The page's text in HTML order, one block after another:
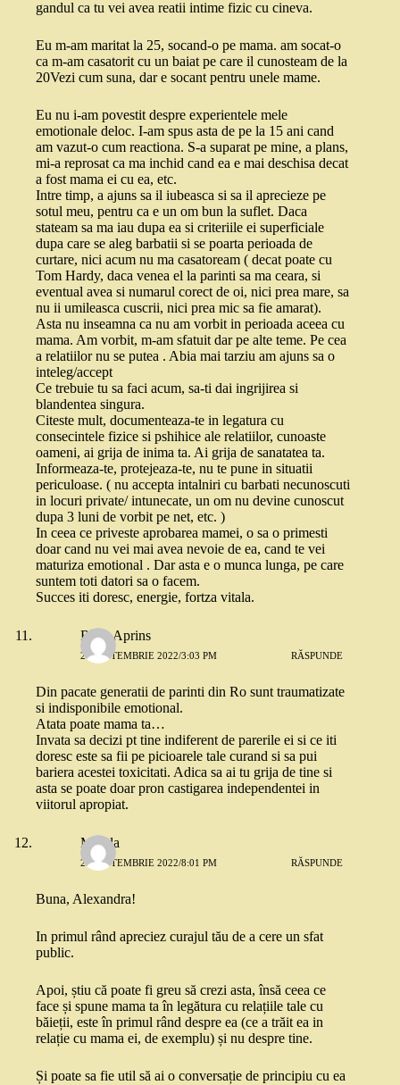
gandul ca tu vei avea reatii intime fizic cu cineva.
Eu m-am maritat la 25, socand-o pe mama. am socat-o
ca m-am casatorit cu un baiat pe care il cunosteam de la
20Vezi cum suna, dar e socant pentru unele mame.
Eu nu i-am povestit despre experientele mele
emotionale deloc. I-am spus asta de pe la 15 ani cand
am vazut-o cum reactiona. S-a suparat pe mine, a plans,
mi-a reprosat ca ma inchid cand ea e mai deschisa decat
a fost mama ei cu ea, etc.
Intre timp, a ajuns sa il iubeasca si sa il aprecieze pe
sotul meu, pentru ca e un om bun la suflet. Daca
stateam sa ma iau dupa ea si criteriile ei superficiale
dupa care se aleg barbatii si se poarta perioada de
curtare, nici acum nu ma casatoream ( decat poate cu
Tom Hardy, daca venea el la parinti sa ma ceara, si
eventual avea si numarul corect de oi, nici prea mare, sa
nu ii umileasca cuscrii, nici prea mic sa fie amarat).
Asta nu inseamna ca nu am vorbit in perioada aceea cu
mama. Am vorbit, m-am sfatuit dar pe alte teme. Pe cea
a relatiilor nu se putea . Abia mai tarziu am ajuns sa o
inteleg/accept
Ce trebuie tu sa faci acum, sa-ti dai ingrijirea si
blandentea singura.
Citeste mult, documenteaza-te in legatura cu
consecintele fizice si pshihice ale relatiilor, cunoaste
oameni, ai grija de inima ta. Ai grija de sanatatea ta.
Informeaza-te, protejeaza-te, nu te pune in situatii
periculoase. ( nu accepta intalniri cu barbati necunoscuti
in locuri private/ intunecate, un om nu devine cunoscut
dupa 3 luni de vorbit pe net, etc. )
In ceea ce priveste aprobarea mamei, o sa o primesti
doar cand nu vei mai avea nevoie de ea, cand te vei
maturiza emotional . Dar asta e o munca lunga, pe care
suntem toti datori sa o facem.
Succes iti doresc, energie, fortza vitala.
Rosu Aprins
20 SEPTEMBRIE 2022/3:03 PM RĂSPUNDE
Din pacate generatii de parinti din Ro sunt traumatizate
si indisponibile emotional.
Atata poate mama ta…
Invata sa decizi pt tine indiferent de parerile ei si ce iti
doresc este sa fii pe picioarele tale curand si sa pui
bariera acestei toxicitati. Adica sa ai tu grija de tine si
asta se poate doar pron castigarea independentei in
viitorul apropiat.
Magda
22 SEPTEMBRIE 2022/8:01 PM RĂSPUNDE
Buna, Alexandra!
In primul rând apreciez curajul tău de a cere un sfat
public.
Apoi, știu că poate fi greu să crezi asta, însă ceea ce
face și spune mama ta în legătura cu relațiile tale cu
băieții, este în primul rând despre ea (ce a trăit ea in
relație cu mama ei, de exemplu) și nu despre tine.
Și poate sa fie util să ai o conversație de principiu cu ea